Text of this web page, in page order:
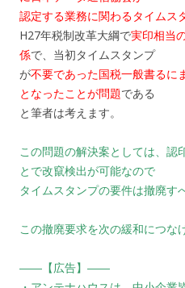
認定する業務に関わるタイムス
H27年税制改革大綱で実印相当
係で、当初タイムスタンプ
が不要であった国税一般書るに
となったことが問題である
と筆者は考えます。
この問題の解決案としては、認
とで改竄検出が可能なので
タイムスタンプの要件は撤廃す
この撤廃要求を次の緩和につな
――【広告】――